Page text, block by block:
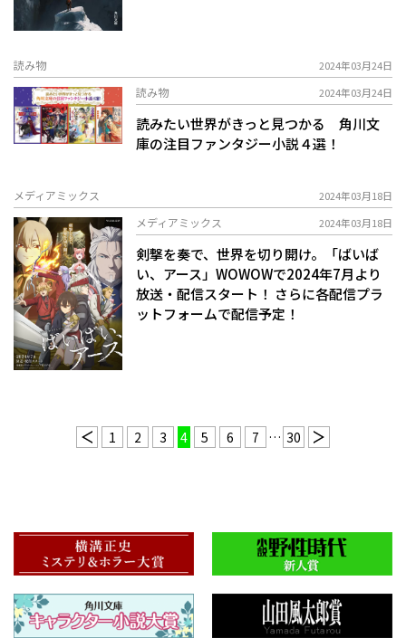
読み物 2024年03月24日
読み物 2024年03月24日
読みたい世界がきっと見つかる 角川文
庫の注目ファンタジー小説４選！
メディアミックス 2024年03月18日
メディアミックス 2024年03月18日
剣撃を奏で、世界を切り開け。「ばいば
い、アース」WOWOWで2024年7月より
放送・配信スタート！ さらに各配信プラ
ットフォームで配信予定！
1 2 3 4 5 6 7 … 30